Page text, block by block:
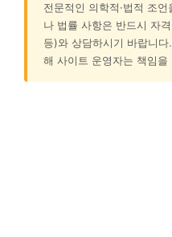
전문적인 의학적·법적 조
나 법률 사항은 반드시 자
등)와 상담하시기 바랍니
해 사이트 운영자는 책임을